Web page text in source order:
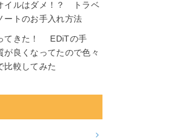
イルはダメ！？ トラベ
ートのお手入れ方法
てきた！ EDiTの手
良くなってたので色々
比較してみた